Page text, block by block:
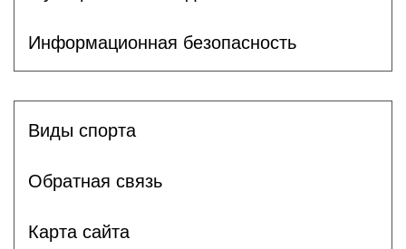
Информационная безопасность
Виды спорта
Обратная связь
Карта сайта